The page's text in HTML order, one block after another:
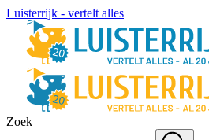
Luisterrijk - vertelt alles
Zoek